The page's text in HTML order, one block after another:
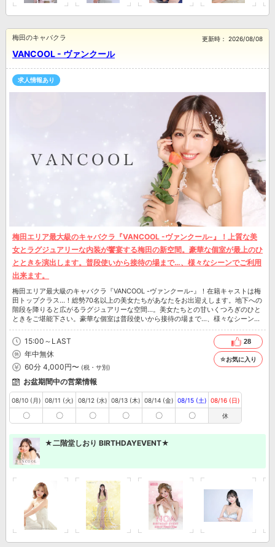
VANCOOL - ヴァンクール
梅田のキャバクラ 更新時： 2026/08/08
求人情報あり
梅田エリア最大級のキャバクラ『VANCOOL -ヴァンクール-』！上質な美
女とラグジュアリーな内装が饗宴する梅田の新空間。豪華な個室が最上のひ
とときを演出します。普段使いから接待の場まで…、様々なシーンでご利用
出来ます。
梅田エリア最大級のキャバクラ『VANCOOL -ヴァンクール-』！在籍キャストは梅
田トップクラス…！総勢70名以上の美女たちがあなたをお出迎えします。地下への
階段を降りると広がるラグジュアリーな空間…。美女たちとの甘いくつろぎのひと
ときをご堪能下さい。豪華な個室は普段使いから接待の場まで…、様々なシーンで
ご利用出来ます。
15:00～LAST
年中無休
60分 4,000円〜 (税・サ別)
28
☆お気に入り
お盆期間中の営業情報
08/10 (月)
〇
08/11 (火)
〇
08/12 (水)
〇
08/13 (木)
〇
08/14 (金)
〇
08/15 (土)
〇
08/16 (日)
休
★二階堂しおり BIRTHDAYEVENT★